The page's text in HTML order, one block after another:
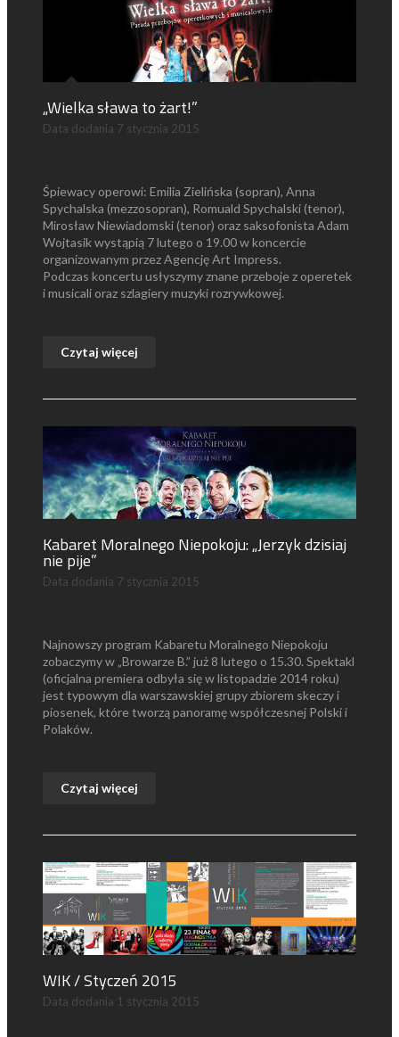
„Wielka sława to żart!”
Data dodania 7 stycznia 2015
Śpiewacy operowi: Emilia Zielińska (sopran), Anna
Spychalska (mezzosopran), Romuald Spychalski (tenor),
Mirosław Niewiadomski (tenor) oraz saksofonista Adam
Wojtasik wystąpią 7 lutego o 19.00 w koncercie
organizowanym przez Agencję Art Impress.
Podczas koncertu usłyszymy znane przeboje z operetek
i musicali oraz szlagiery muzyki rozrywkowej.
Czytaj więcej
Kabaret Moralnego Niepokoju: „Jerzyk dzisiaj
nie pije”
Data dodania 7 stycznia 2015
Najnowszy program Kabaretu Moralnego Niepokoju
zobaczymy w „Browarze B.” już 8 lutego o 15.30. Spektakl
(oficjalna premiera odbyła się w listopadzie 2014 roku)
jest typowym dla warszawskiej grupy zbiorem skeczy i
piosenek, które tworzą panoramę współczesnej Polski i
Polaków.
Czytaj więcej
WIK / Styczeń 2015
Data dodania 1 stycznia 2015